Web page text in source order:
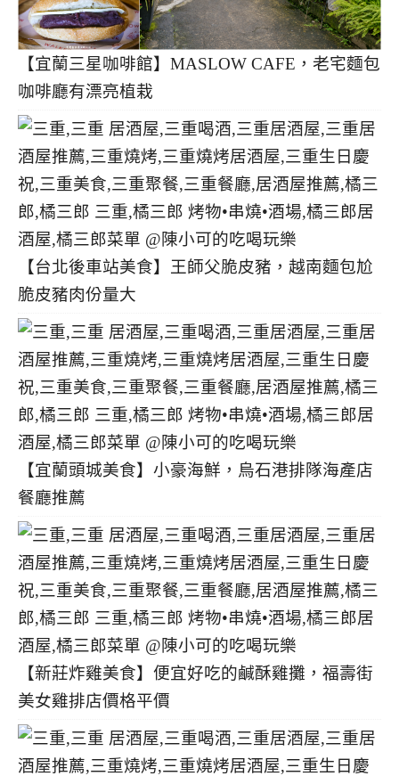
【宜蘭三星咖啡館】MASLOW CAFE，老宅麵包
咖啡廳有漂亮植栽
【台北後車站美食】王師父脆皮豬，越南麵包尬
脆皮豬肉份量大
【宜蘭頭城美食】小豪海鮮，烏石港排隊海產店
餐廳推薦
【新莊炸雞美食】便宜好吃的鹹酥雞攤，福壽街
美女雞排店價格平價